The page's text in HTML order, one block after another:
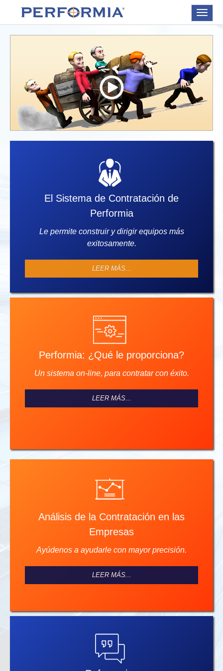
Toggle
El Sistema de Contratación de
Performia
Le permite construir y dirigir equipos más
exitosamente.
LEER MÁS...
Performia: ¿Qué le proporciona?
Un sistema on-line, para contratar con éxito.
LEER MÁS...
Análisis de la Contratación en las
Empresas
Ayúdenos a ayudarle con mayor precisión.
LEER MÁS...